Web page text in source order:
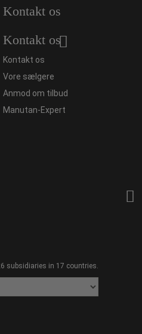
Kontakt os
Kontakt os
Kontakt os
Vore sælgere
Anmod om tilbud
Manutan-Expert
subsidiaries in 17 countries.